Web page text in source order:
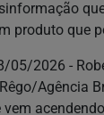
produto que
05/2026 -
Agência